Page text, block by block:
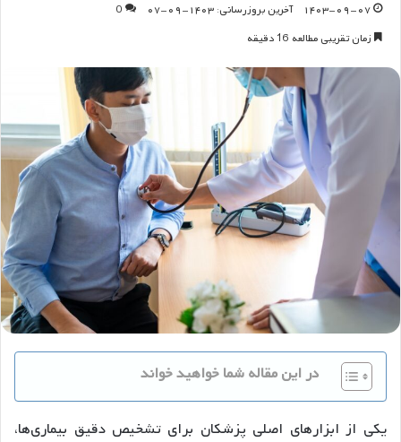
۱۴۰۳-۰۹-۰۷ آخرین بروزرسانی: ۱۴۰۳-۰۹-۰۷
0
زمان تقریبی مطالعه 16 دقیقه
در این مقاله شما خواهید خواند
یکی از ابزارهای اصلی پزشکان برای تشخیص دقیق بیماری‌ها،